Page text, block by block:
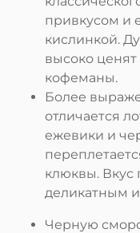
привкусом и
кислинкой.
высоко
кофеманы.
Более
отличается
ежевики и
клюквы. Вкус
деликатным
Черную